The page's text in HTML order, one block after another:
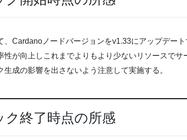
、Cardanoノードバージョンをv1.33にアップデー
性が向上しこれまでよりもより少ないリソースでサ
生成の影響を出さないよう注意して実施する。
ク終了時点の所感